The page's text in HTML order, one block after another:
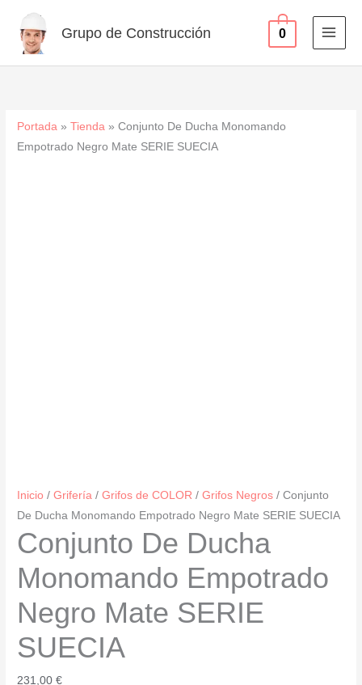
contenido
Grupo de Construcción 0
Portada »Tienda »Conjunto De Ducha Monomando
Empotrado Negro Mate SERIE SUECIA
Inicio /Grifería /Grifos de COLOR /Grifos Negros / Conjunto
De Ducha Monomando Empotrado Negro Mate SERIE SUECIA
Conjunto De Ducha
Monomando Empotrado
Negro Mate SERIE
SUECIA
231,00€
Mate
SERIE